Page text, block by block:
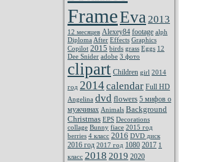
FrameEva 2013
12 месяцев Alexey84 footage alph
Diploma After Effects Graphics
Copilot 2015 birds grass Eggs 12
Dee Snider adobe 3 фото
clipart Children girl 2014
год 2014calendar Full HD
Angelina dvd flowers 5 мифов о
мужчинах Animals Background
Christmas EPS Decorations
collage Bunny fiace 2015 год
berries 4 класс 2016 DVD диск
2016 год 2017 год 1080 2017 1
класс 2018 2019 2020